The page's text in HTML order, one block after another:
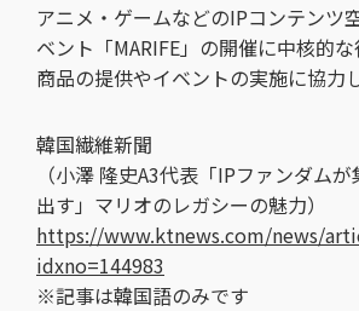
アニメ・ゲームなどのIPコンテンツ
ベント「MARIFE」の開催に中核的な
商品の提供やイベントの実施に協力
韓国繊維新聞
（小澤 隆史A3代表「IPファンダム
出す」マリオのレガシーの魅力）
https://www.ktnews.com/news/
idxno=144983
※記事は韓国語のみです